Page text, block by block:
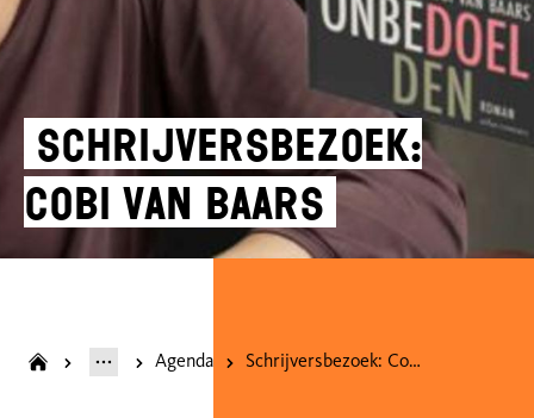
Schrijversbezoek:
Cobi van Baars
Agenda Schrijversbezoek: Cobi van Baars